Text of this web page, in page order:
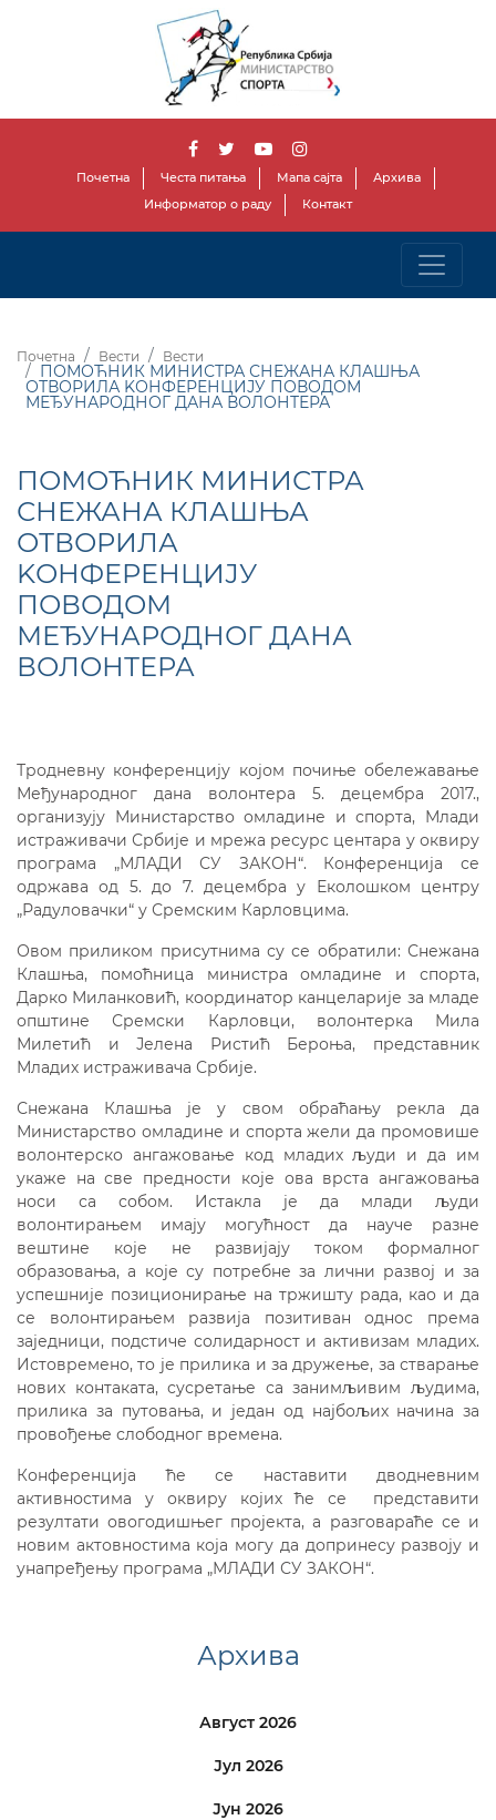
Почетна Честа питања Мапа сајта
Архива
Информатор о раду
Контакт
Почетна Вести Вести
ПОМОЋНИК МИНИСТРА СНЕЖАНА КЛАШЊА
ОТВОРИЛА KОНФЕРЕНЦИЈУ ПОВОДОМ
МЕЂУНАРОДНОГ ДАНА ВОЛОНТЕРА
ПОМОЋНИК МИНИСТРА
СНЕЖАНА КЛАШЊА
ОТВОРИЛА
KОНФЕРЕНЦИЈУ
ПОВОДОМ
МЕЂУНАРОДНОГ ДАНА
ВОЛОНТЕРА
Тродневну конференцију којом почиње обележавање
Међународног дана волонтера 5. децембра 2017.,
организују Министарство омладине и спорта, Млади
истраживачи Србије и мрежа ресурс центара у оквиру
програма „МЛАДИ СУ ЗАКОН“. Конференција се
одржава од 5. до 7. децембра у Еколошком центру
„Радуловачки“ у Сремским Карловцима.
Овом приликом присутнима су се обратили: Снежана
Клашња, помоћница министра омладине и спорта,
Дарко Миланковић, координатор канцеларије за младе
општине Сремски Карловци, волонтерка Мила
Милетић и Јелена Ристић Бероња, представник
Младих истраживача Србије.
Снежана Клашња је у свом обраћању рекла да
Министарство омладине и спорта жели да промовише
волонтерско ангажовање код младих људи и да им
укаже на све предности које ова врста ангажовања
носи са собом. Истакла је да млади људи
волонтирањем имају могућност да науче разне
вештине које не развијају током формалног
образовања, а које су потребне за лични развој и за
успешније позиционирање на тржишту рада, као и да
се волонтирањем развија позитиван однос према
заједници, подстиче солидарност и активизам младих.
Истовремено, то је прилика и за дружење, за стварање
нових контаката, сусретање са занимљивим људима,
прилика за путовања, и један од најбољих начина за
провођење слободног времена.
Конференција ће се наставити дводневним
активностима у оквиру којих ће се представити
резултати овогодишњег пројекта, а разговараће се и
новим актовностима која могу да допринесу развоју и
унапређењу програма „МЛАДИ СУ ЗАКОН“.
Архива
Август 2026
Јул 2026
Јун 2026